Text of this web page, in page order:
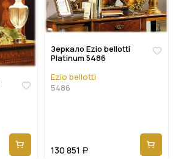
Зеркало Ezio bellotti
Platinum 5486
Ezio bellotti
5486
130 851 Р